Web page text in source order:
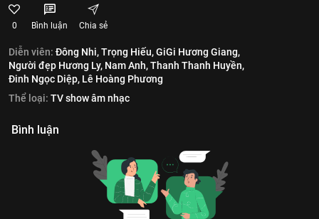
0 Bình luận Chia sẻ
Diễn viên: Đông Nhi,Trọng Hiếu,GiGi Hương Giang,
Người đẹp Hương Ly, Nam Anh,Thanh Thanh Huyền,
Đinh Ngọc Diệp, Lê Hoàng Phương
Thể loại: TV show âm nhạc
Bình luận